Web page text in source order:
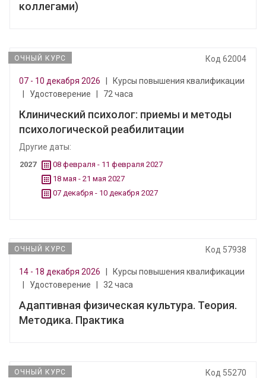
коллегами)
ОЧНЫЙ КУРС Код 62004
07 - 10 декабря 2026
Курсы повышения квалификации
Удостоверение 72 часа
Клинический психолог: приемы и методы
психологической реабилитации
Другие даты:
2027
08 февраля - 11 февраля 2027
18 мая - 21 мая 2027
07 декабря - 10 декабря 2027
ОЧНЫЙ КУРС Код 57938
14 - 18 декабря 2026
Курсы повышения квалификации
Удостоверение 32 часа
Адаптивная физическая культура. Теория.
Методика. Практика
ОЧНЫЙ КУРС Код 55270